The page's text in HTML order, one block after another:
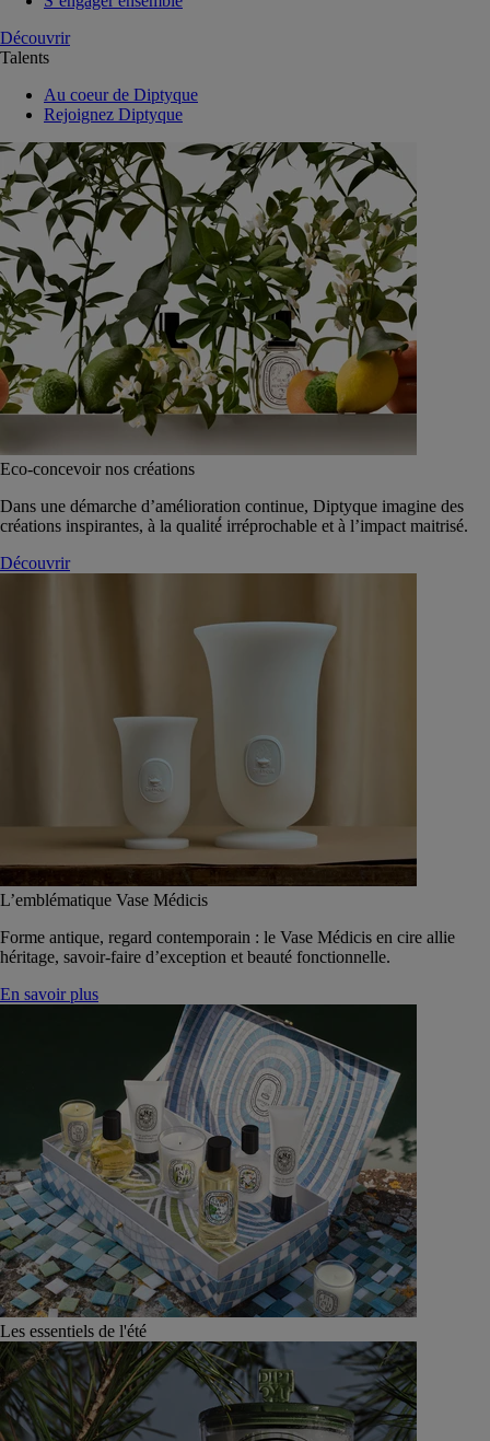
Découvrir
Talents
Au coeur de Diptyque
Rejoignez Diptyque
Eco-concevoir nos créations
Dans une démarche d’amélioration continue, Diptyque imagine des
créations inspirantes, à la qualité́ irréprochable et à l’impact maitrisé.
Découvrir
L’emblématique Vase Médicis
Forme antique, regard contemporain : le Vase Médicis en cire allie
héritage, savoir-faire d’exception et beauté fonctionnelle.
En savoir plus
Les essentiels de l'été